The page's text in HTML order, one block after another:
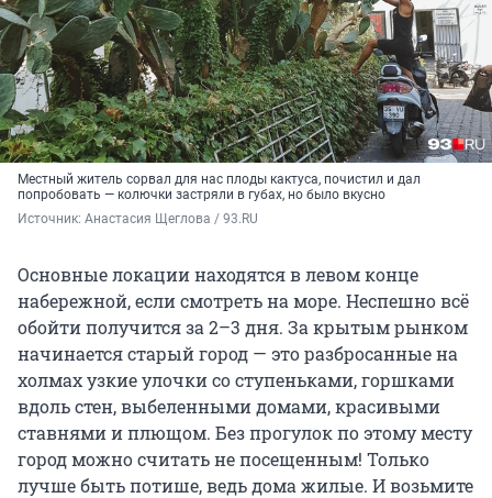
Местный житель сорвал для нас плоды кактуса, почистил и дал
попробовать — колючки застряли в губах, но было вкусно
Источник: Анастасия Щеглова / 93.RU
Основные локации находятся в левом конце
набережной, если смотреть на море. Неспешно всё
обойти получится за 2–3 дня. За крытым рынком
начинается старый город — это разбросанные на
холмах узкие улочки со ступеньками, горшками
вдоль стен, выбеленными домами, красивыми
ставнями и плющом. Без прогулок по этому месту
город можно считать не посещенным! Только
лучше быть потише, ведь дома жилые. И возьмите